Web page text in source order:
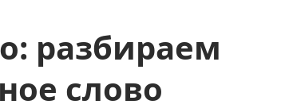
разбираем
слово